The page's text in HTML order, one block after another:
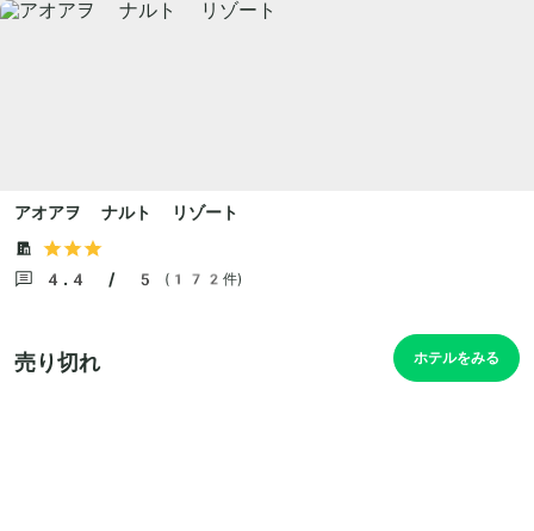
アオアヲ ナルト リゾート
4.4 / 5 (172件)
売り切れ ホテルをみる